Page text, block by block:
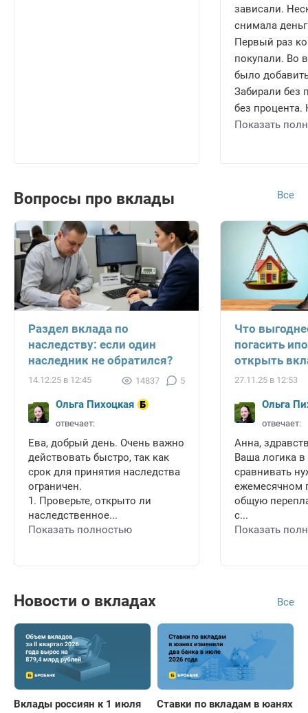
зависали.
снимала
Первый раз
покупали. Во
было
Забирали без
без процента.
Показать
Вопросы про вклады Все
Раздел вклада по
наследству: если один
наследник не обратился?
14.12.25 в 12:45 14837 5
Ольга Пихоцкая
отвечает:
Ева, добрый день. Очень важно
действовать быстро, так как
срок для принятия наследства
ограничен.
1. Проверьте, открыто ли
наследственное...
Показать полностью
Что
погасить
открыть
27.11.25 в 12:53
Ольга
отвечает:
Анна,
Ваша логика
сравнивать
ежемесячном
общую
с...
Показать
Новости о вкладах Все
Вклады россиян к 1 июля
Ставки по вкладам в юанях